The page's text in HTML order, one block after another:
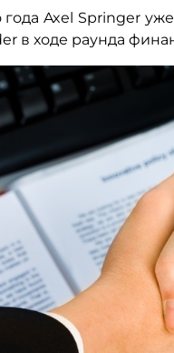
года Axel Springer
в ходе раунда